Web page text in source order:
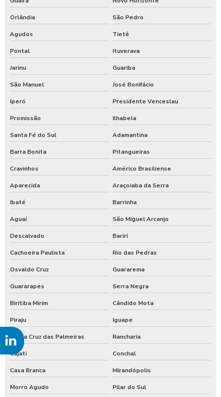
Serviço de manutenção elétrica em sp
Serviço de instalação elétrica em sp
Empresa de instalação elétrica em são paulo
Serviços de manutenção hidráulica em são paulo
Serviços de manutenção hidráulica em sp
Empresa que faz manutenção hidráulica predial em sp
Serviço de instalação hidráulica
Serviços de manutenção civil em são paulo
Serviços de manutenção civil em sp
Serviços de reparo civil
Serviços de reparo civil em sp
Retrofit de iluminação elétrica
Retrofit de iluminação elétrica em são paulo
Retrofit de iluminação elétrica em sp
Retrofit de iluminação elétrica em minas gerais
Orlândia São Pedro
Agudos Tietê
Pontal Ituverava
Jarinu Guariba
São Manuel José Bonifácio
Iperó Presidente Venceslau
Promissão Ilhabela
Santa Fé do Sul Adamantina
Barra Bonita Pitangueiras
Cravinhos Américo Brasiliense
Aparecida Araçoiaba da Serra
Ibaté Barrinha
Aguaí São Miguel Arcanjo
Descalvado Bariri
Cachoeira Paulista Rio das Pedras
Osvaldo Cruz Guararema
Guararapes Serra Negra
Biritiba Mirim Cândido Mota
Piraju Iguape
Santa Cruz das Palmeiras Rancharia
Cajati Conchal
Casa Branca Mirandópolis
Morro Agudo Pilar do Sul